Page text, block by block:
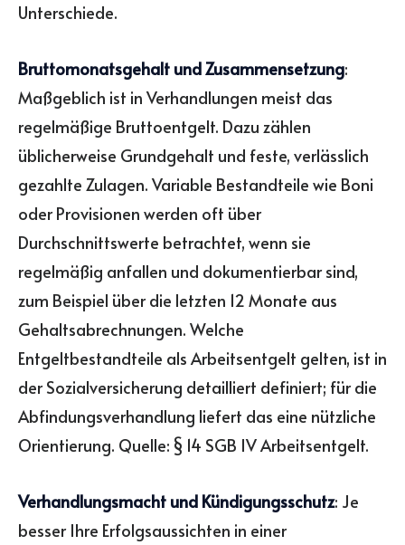
Unterschiede.
Bruttomonatsgehalt und Zusammensetzung:
Maßgeblich ist in Verhandlungen meist das
regelmäßige Bruttoentgelt. Dazu zählen
üblicherweise Grundgehalt und feste, verlässlich
gezahlte Zulagen. Variable Bestandteile wie Boni
oder Provisionen werden oft über
Durchschnittswerte betrachtet, wenn sie
regelmäßig anfallen und dokumentierbar sind,
zum Beispiel über die letzten 12 Monate aus
Gehaltsabrechnungen. Welche
Entgeltbestandteile als Arbeitsentgelt gelten, ist in
der Sozialversicherung detailliert definiert; für die
Abfindungsverhandlung liefert das eine nützliche
Orientierung. Quelle: § 14 SGB IV Arbeitsentgelt.
Verhandlungsmacht und Kündigungsschutz: Je
besser Ihre Erfolgsaussichten in einer